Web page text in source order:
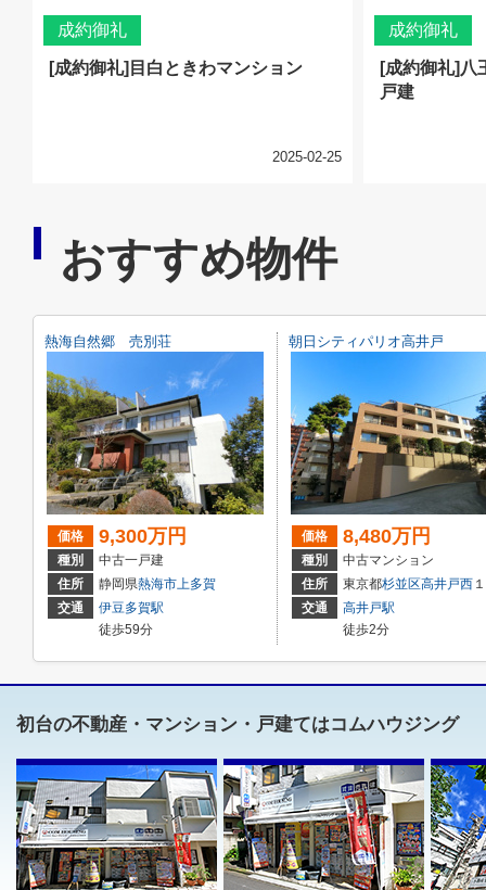
成約御礼
[成約御礼]目白ときわマンション
2025-02-25
成約御礼
[成約御礼]八
戸建
おすすめ物件
熱海自然郷 売別荘
価格 9,300万円
種別
中古一戸建
住所
静岡県熱海市上多賀
交通
伊豆多賀駅
徒歩59分
朝日シティパリオ高井戸
価格 8,480万円
種別
中古マンション
住所
東京都杉並区高井戸西 １丁目27-18
交通
高井戸駅
徒歩2分
初台の不動産・マンション・戸建てはコムハウジング